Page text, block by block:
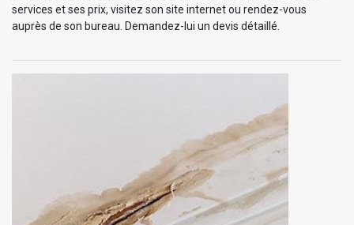
services et ses prix, visitez son site internet ou rendez-vous
auprès de son bureau. Demandez-lui un devis détaillé.